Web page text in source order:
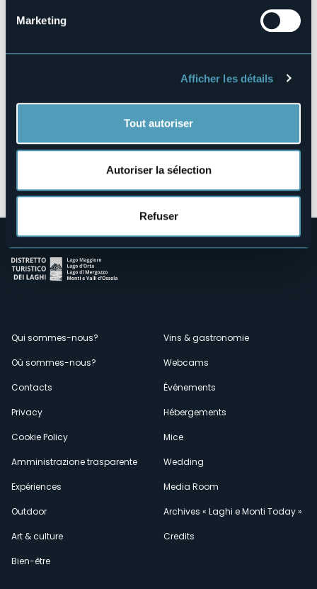
Marketing
Afficher les détails
Tout autoriser
Autoriser la sélection
Refuser
28866 - PREMIA (VB)
Ouvrir la carte
Menù
secondario
Qui sommes-nous?
Où sommes-nous?
Contacts
Privacy
Cookie Policy
Amministrazione trasparente
Expériences
Outdoor
Art & culture
Bien-être
Vins & gastronomie
Webcams
Événements
Hébergements
Mice
Wedding
Media Room
Archives « Laghi e Monti Today »
Credits